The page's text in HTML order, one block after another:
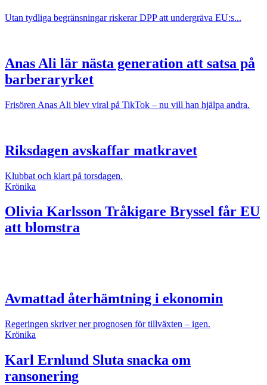
Utan tydliga begränsningar riskerar DPP att undergräva EU:s...
Anas Ali lär nästa generation att satsa på
barberaryrket
Frisören Anas Ali blev viral på TikTok – nu vill han hjälpa andra.
Riksdagen avskaffar matkravet
Klubbat och klart på torsdagen.
Krönika
Olivia Karlsson Tråkigare Bryssel får EU
att blomstra
Avmattad återhämtning i ekonomin
Regeringen skriver ner prognosen för tillväxten – igen.
Krönika
Karl Ernlund Sluta snacka om
ransonering